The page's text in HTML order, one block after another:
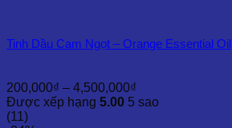
Tinh Dầu Cam Ngọt – Orange Essential Oil
200,000₫ – 4,500,000₫
giá:
Được xếp hạng 5.00 5 sao
(11)